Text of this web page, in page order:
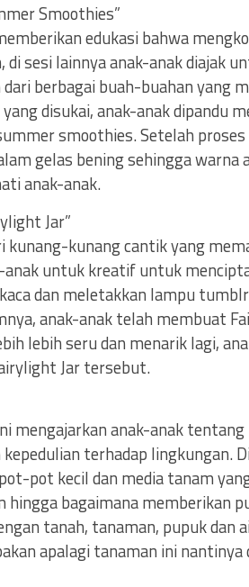
Smoothies”
edukasi bahwa
di sesi lainnya anak-anak diajak
berbagai buah-buahan yang
disukai, anak-anak dipandu
smoothies. Setelah
gelas bening sehingga
anak-anak.
Jar”
kunang-kunang cantik yang
anak untuk kreatif untuk
dan meletakkan lampu
anak-anak telah membuat
lebih seru dan menarik lagi,
Jar tersebut.
mengajarkan anak-anak
terhadap lingkungan.
pot kecil dan media tanam
hingga bagaimana memberikan
tanah, tanaman, pupuk dan
apalagi tanaman ini